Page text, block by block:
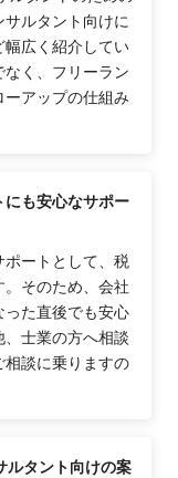
ルタント向けに
幅広く紹介してい
なく、フリーラン
アップの仕組み
にも安心なサポー
ポートとして、税
そのため、会社
った直後でも安心
士業の方へ相談
相談に乗りますの
ルタント向けの案